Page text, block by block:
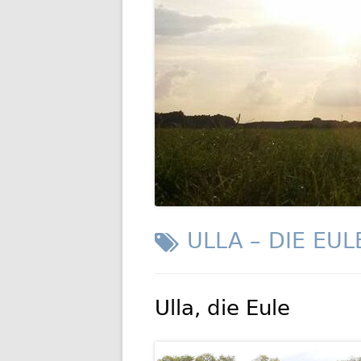
SCHLAGWORT:
ULLA – DIE
Ulla, die Eule